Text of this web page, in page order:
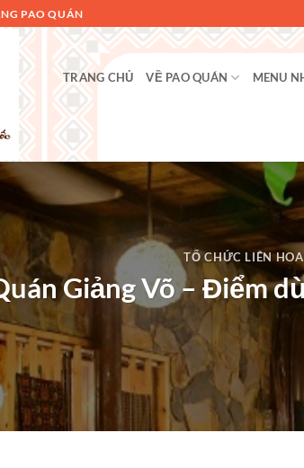
PAO QUÁN
TRANG CHỦ VỀ PAO QUÁN MENU
TỔ CHỨC LIÊN
Giảng Võ – Điểm